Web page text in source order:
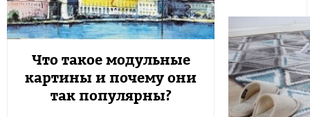
Что такое модульные
картины и почему они
так популярны?